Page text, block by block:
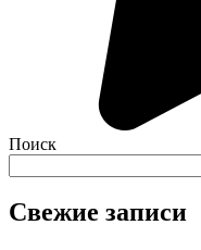
Поиск
Свежие записи